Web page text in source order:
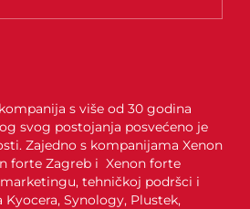
s više od 30 godina
svog postojanja posvećeno je
Zajedno s kompanijama Xenon
forte Zagreb i Xenon forte
tehničkoj podršci i
Synology, Plustek,